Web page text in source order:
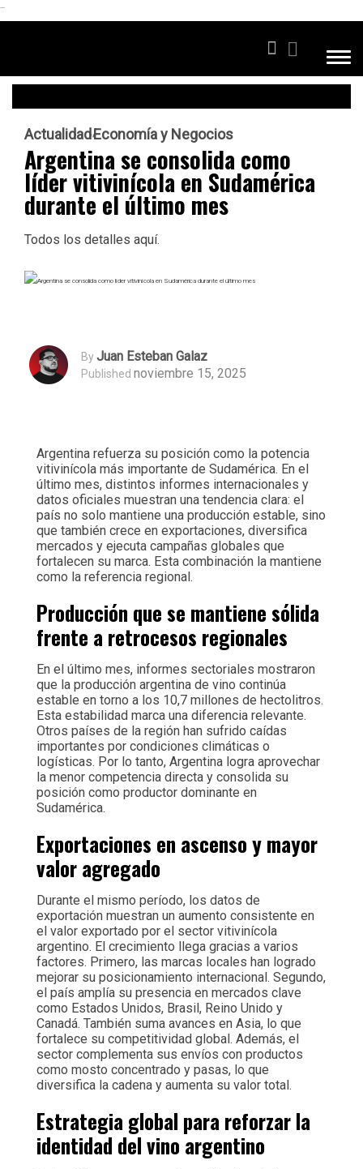
```
ActualidadEconomía y Negocios
Argentina se consolida como
líder vitivinícola en Sudamérica
durante el último mes
Todos los detalles aquí.
ByJuan Esteban Galaz
Published noviembre 15, 2025
Argentina refuerza su posición como la potencia
vitivinícola más importante de Sudamérica. En el
último mes, distintos informes internacionales y
datos oficiales muestran una tendencia clara: el
país no solo mantiene una producción estable, sino
que también crece en exportaciones, diversifica
mercados y ejecuta campañas globales que
fortalecen su marca. Esta combinación la mantiene
como la referencia regional.
Producción que se mantiene sólida
frente a retrocesos regionales
En el último mes, informes sectoriales mostraron
que la producción argentina de vino continúa
estable en torno a los 10,7 millones de hectolitros.
Esta estabilidad marca una diferencia relevante.
Otros países de la región han sufrido caídas
importantes por condiciones climáticas o
logísticas. Por lo tanto, Argentina logra aprovechar
la menor competencia directa y consolida su
posición como productor dominante en
Sudamérica.
Exportaciones en ascenso y mayor
valor agregado
Durante el mismo período, los datos de
exportación muestran un aumento consistente en
el valor exportado por el sector vitivinícola
argentino. El crecimiento llega gracias a varios
factores. Primero, las marcas locales han logrado
mejorar su posicionamiento internacional. Segundo,
el país amplía su presencia en mercados clave
como Estados Unidos, Brasil, Reino Unido y
Canadá. También suma avances en Asia, lo que
fortalece su competitividad global. Además, el
sector complementa sus envíos con productos
como mosto concentrado y pasas, lo que
diversifica la cadena y aumenta su valor total.
Estrategia global para reforzar la
identidad del vino argentino